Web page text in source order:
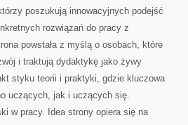
poszukują innowacyjnych podejść
rozwiązań do pracy z
powstała z myślą o osobach, które
i traktują dydaktykę jako żywy
styku teorii i praktyki, gdzie kluczowa
uczących, jak i uczących się.
w pracy. Idea strony opiera się na